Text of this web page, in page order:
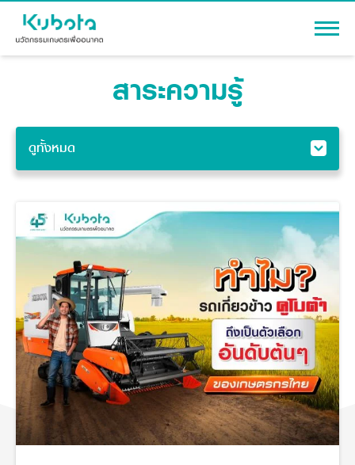
สินค้า
แทรกเตอร์
อุปกรณ์ต่อพ่วงแทรกเตอร์
รถเกี่ยวนวดข้าว
รถดำนา
ชุดอุปกรณ์เสริมรถดำนา
เครื่องยนต์ดีเซล
รถไถ
สินค้าอื่น ๆ
เครื่องจักรกลก่อสร้าง
รถขุดขนาดเล็ก
อุปกรณ์ต่อพ่วงรถขุด
โปรโมชัน
สาระความรู้
ผู้แทนจำหน่าย
เครื่องจักรกลการเกษตร
เครื่องจักรกลการเกษตร
ศูนย์จำหน่ายกล้าแผ่นฯ
ศูนย์จำหน่ายกล้าแผ่นคูโบต้า
สิ่งที่ผู้ลงทุนจะได้รับ
การลงทุนรายได้และจุดคุ้มทุน
วัสดุอุปกรณ์
ข้อมูลองค์กร
รู้จักสยามคูโบต้า
ประวัติบริษัท
วิสัยทัศน์และนโยบาย
4 หัวใจหลักของธุรกิจ
มาตรฐานสู่ความเป็นผู้นำในเอเชีย
สมัครงาน
สมัครงานคูโบต้า
ตำแหน่งงานว่าง
นักศึกษาฝึกงาน
สวัสดิการพนักงาน
ข่าวสาร
ข่าวสาร
ข่าวและกิจกรรมที่แนะนำ
ออนไลน์ โชว์รูม
สาระความรู้
ดูทั้งหมด
โดรนเพื่อการเกษตร
รอบรู้เรื่องเครื่องจักรกล
รอบรู้แทรกเตอร์
รอบรู้เรื่องก่อสร้าง
รถเกี่ยวนวดข้าว
การปลูกข้าวนาดำ
เครื่องยนต์รถไถ
ขับปลอดภัย
พืชมูลค่าสูง
โครงการ KUBOTA พลิกฟื้น ผืนดิน